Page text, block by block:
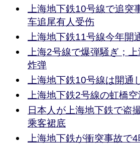
上海地下鉄10号線で追
车追尾有人受伤
上海地下鉄11号線今年
上海2号線で爆弾騒ぎ；
炸弹
上海地下鉄10号線は開通
上海地下鉄2号線の虹橋
日本人が上海地下鉄で盗
乘客裙底
上海地下鉄が衝突事故で